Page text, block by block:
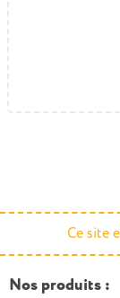
Ce site
Nos produits